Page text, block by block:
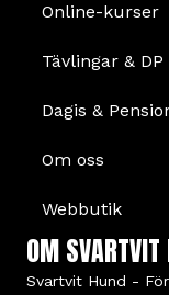
Online-kurser
Tävlingar & DP
Dagis &
Om oss
Webbutik
OM SVARTVIT
Svartvit Hund -